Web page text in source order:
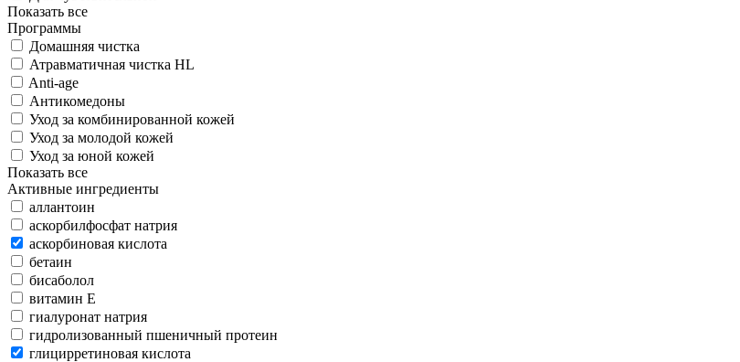
Показать все
Программы
Домашняя чистка
Атравматичная чистка HL
Anti-age
Антикомедоны
Уход за комбинированной кожей
Уход за молодой кожей
Уход за юной кожей
Показать все
Активные ингредиенты
аллантоин
аскорбилфосфат натрия
аскорбиновая кислота
бетаин
бисаболол
витамин Е
гиалуронат натрия
гидролизованный пшеничный протеин
глицирретиновая кислота